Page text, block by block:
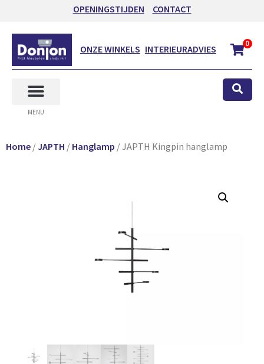
OPENINGSTIJDEN CONTACT
ONZE WINKELS INTERIEURADVIES 0
MENU
Home /JAPTH / Hanglamp / JAPTH Kingpin hanglamp